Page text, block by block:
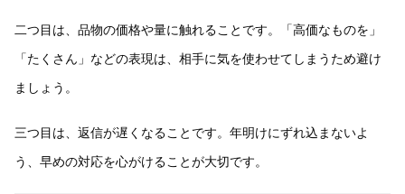
二つ目は、品物の価格や量に触れることです。「高価なものを」
「たくさん」などの表現は、相手に気を使わせてしまうため避け
ましょう。
三つ目は、返信が遅くなることです。年明けにずれ込まないよ
う、早めの対応を心がけることが大切です。